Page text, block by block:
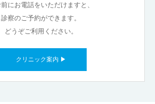
にお電話をいただけますと、
診察のご予約ができます。
どうぞご利用ください。
クリニック案内 ▶